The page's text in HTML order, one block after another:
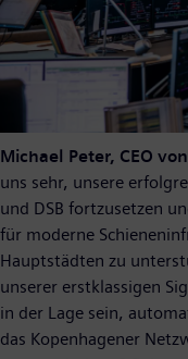
Michael Peter, CEO
uns sehr, unsere
und DSB fortzusetzen
für moderne
Hauptstädten zu
unserer erstklassigen
in der Lage sein,
das Kopenhagener